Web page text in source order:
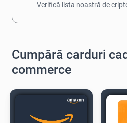
Verifică lista noastră de
Cumpără carduri
commerce